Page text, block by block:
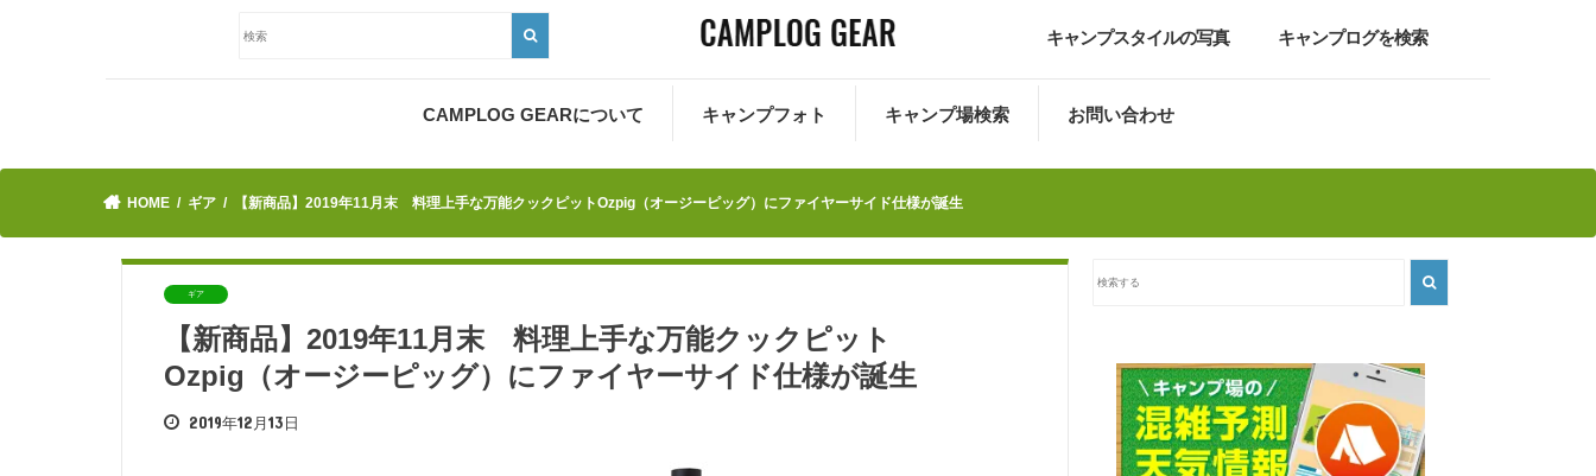
キャンプスタイルの写真 キャンプログを検索
CAMPLOG GEARについて キャンプフォト キャンプ場検索 お問い合わせ
HOME ギア 【新商品】2019年11月末 料理上手な万能クックピットOzpig（オージーピッグ）にファイヤーサイド仕様が誕生
ギア
【新商品】2019年11月末 料理上手な万能クックピット
Ozpig（オージーピッグ）にファイヤーサイド仕様が誕生
2019年12月13日